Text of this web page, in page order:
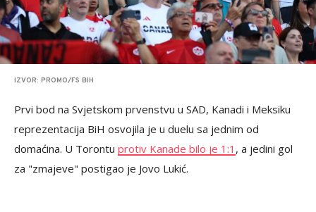
IZVOR: PROMO/FS BIH
Prvi bod na Svjetskom prvenstvu u SAD, Kanadi i Meksiku
reprezentacija BiH osvojila je u duelu sa jednim od
domaćina. U Torontu protiv Kanade bilo je 1:1 , a jedini gol
za "zmajeve" postigao je Jovo Lukić.